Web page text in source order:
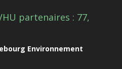
partenaires : 77,
Environnement